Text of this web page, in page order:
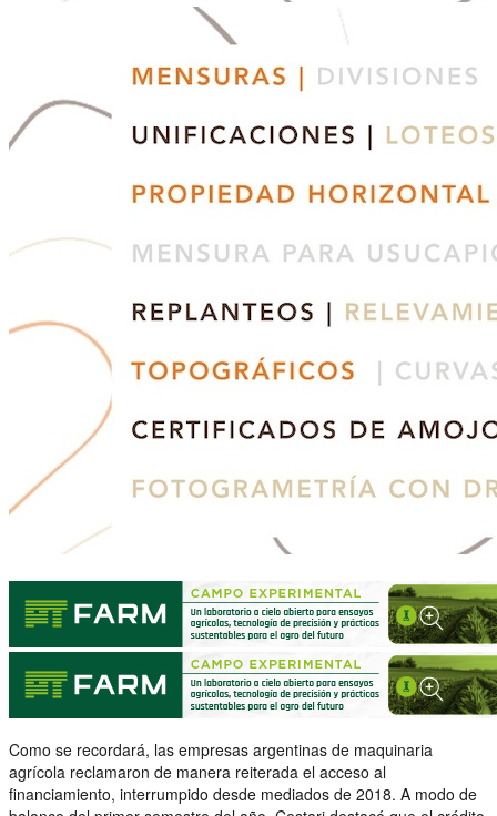
Como se recordará, las empresas argentinas de maquinaria
agrícola reclamaron de manera reiterada el acceso al
financiamiento, interrumpido desde mediados de 2018. A modo de